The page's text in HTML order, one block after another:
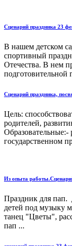
Сценарий праздника 23
В нашем детском
спортивный
Отечества. В нем
подготовительной
Сценарий праздника,
Цель:
родителей,
Образовательные:-
государственном
Из опыта
Праздник для пап.
детей под музыку
танец "Цветы",
пап ...